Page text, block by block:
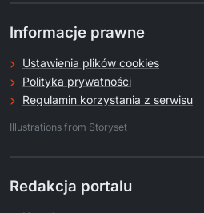
Informacje prawne
Ustawienia plików cookies
Polityka prywatności
Regulamin korzystania z serwisu
Illustrations from Storyset
Redakcja portalu